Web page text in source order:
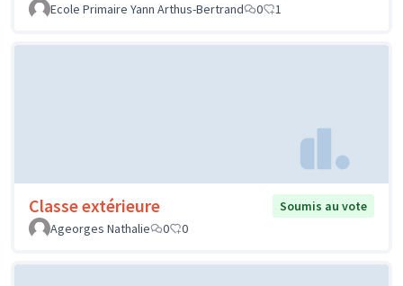
Ecole Primaire Yann Arthus-Bertrand
0 1
Classe extérieure
Soumis au vote
Ageorges Nathalie
0 0